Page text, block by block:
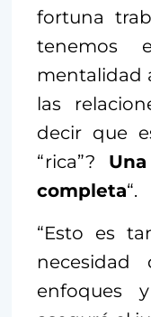
fortuna
tenemos
mentalidad
las
decir que
“rica”?
completa“.
“Esto es
necesidad
enfoques